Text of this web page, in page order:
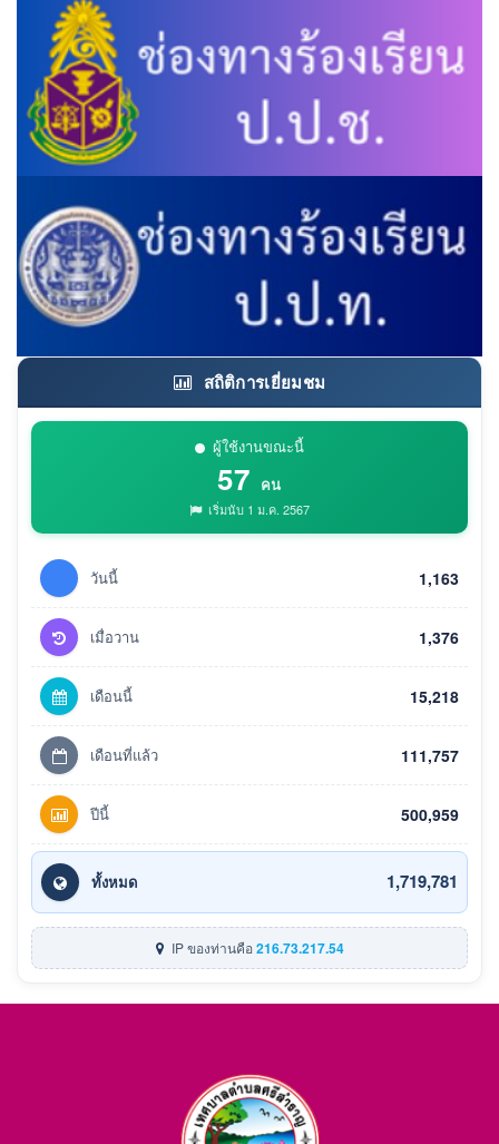
สถิติการเยี่ยมชม
ผู้ใช้งานขณะนี้
57 คน
เริ่มนับ 1 ม.ค. 2567
วันนี้ 1,163
เมื่อวาน 1,376
เดือนนี้ 15,218
เดือนที่แล้ว 111,757
ปีนี้ 500,959
ทั้งหมด 1,719,781
IP ของท่านคือ216.73.217.54